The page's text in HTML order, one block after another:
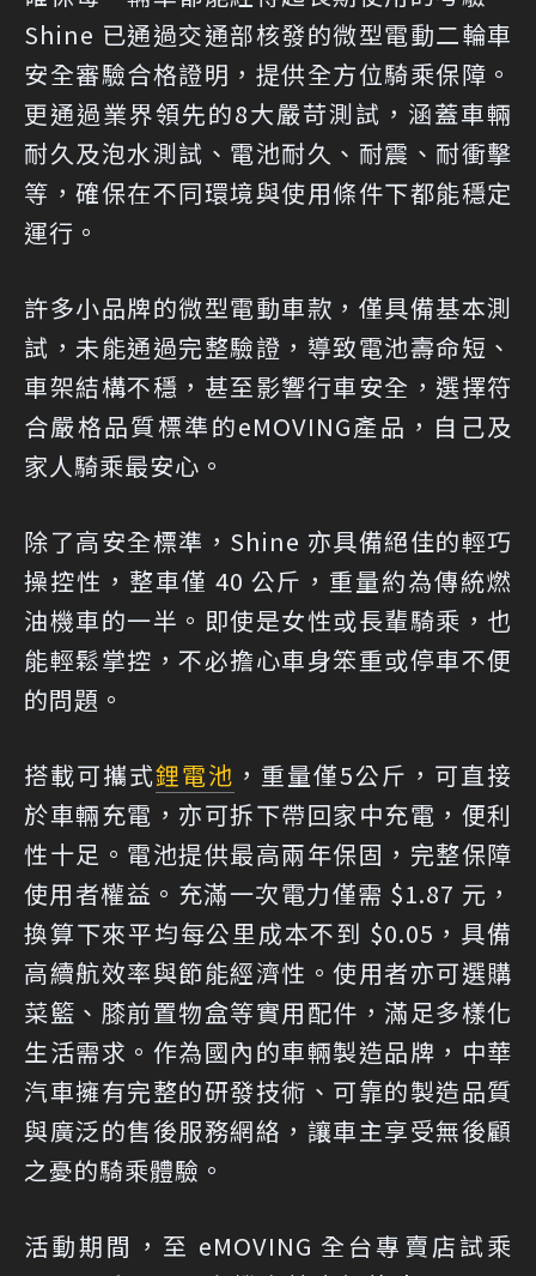
Shine 已通過交通部核發的微型電動二輪車
安全審驗合格證明，提供全方位騎乘保障。
更通過業界領先的8大嚴苛測試，涵蓋車輛
耐久及泡水測試、電池耐久、耐震、耐衝擊
等，確保在不同環境與使用條件下都能穩定
運行。
許多小品牌的微型電動車款，僅具備基本測
試，未能通過完整驗證，導致電池壽命短、
車架結構不穩，甚至影響行車安全，選擇符
合嚴格品質標準的eMOVING產品，自己及
家人騎乘最安心。
除了高安全標準，Shine 亦具備絕佳的輕巧
操控性，整車僅 40 公斤，重量約為傳統燃
油機車的一半。即使是女性或長輩騎乘，也
能輕鬆掌控，不必擔心車身笨重或停車不便
的問題。
搭載可攜式鋰電池 ，重量僅5公斤，可直接
於車輛充電，亦可拆下帶回家中充電，便利
性十足。電池提供最高兩年保固，完整保障
使用者權益。充滿一次電力僅需 $1.87 元，
換算下來平均每公里成本不到 $0.05，具備
高續航效率與節能經濟性。使用者亦可選購
菜籃、膝前置物盒等實用配件，滿足多樣化
生活需求。作為國內的車輛製造品牌，中華
汽車擁有完整的研發技術、可靠的製造品質
與廣泛的售後服務網絡，讓車主享受無後顧
之憂的騎乘體驗。
活動期間，至 eMOVING 全台專賣店試乘